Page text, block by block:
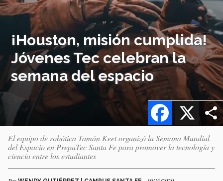
¡Houston, misión cumplida!
Jóvenes Tec celebran la
semana del espacio
X
Facebook
El equipo de robótica Tamán Keet organizó la Semana Mundial
del Espacio en PrepaTec Santa Fe para promover la tecnología y
ciencia entre los estudiantes